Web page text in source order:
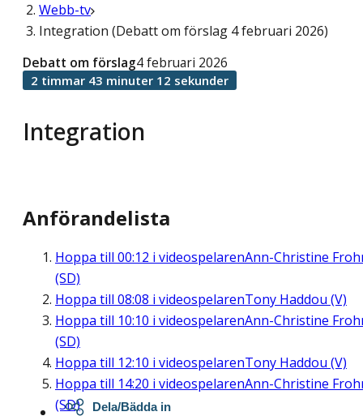
Webb-tv
Integration (Debatt om förslag 4 februari 2026)
Integration
Debatt om förslag4 februari 2026
2 timmar 43 minuter 12 sekunder
Anförandelista
Hoppa till 00:12 i videospelarenAnn-Christine
(SD)
Hoppa till 08:08 i videospelarenTony Haddou (V)
Hoppa till 10:10 i videospelarenAnn-Christine
(SD)
Hoppa till 12:10 i videospelarenTony Haddou (V)
Hoppa till 14:20 i videospelarenAnn-Christine
(SD)
Dela/Bädda in